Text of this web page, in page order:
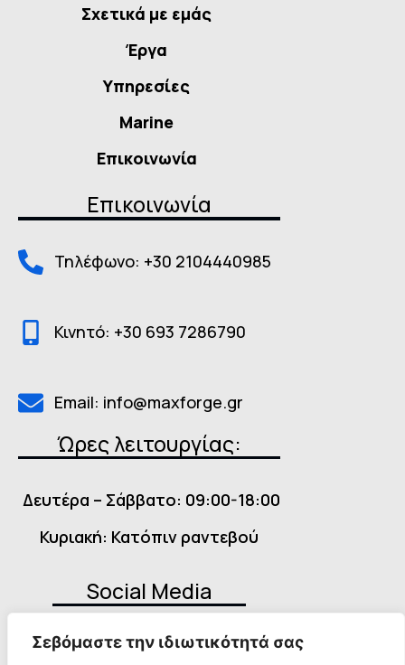
Σεβόμαστε την ιδιωτικότητά σας
Σχετικά με εμάς
Έργα
Υπηρεσίες
Marine
Επικοινωνία
Επικοινωνία
Τηλέφωνο: +30 2104440985
Κινητό: +30 693 7286790
Email: info@maxforge.gr
Ώρες λειτουργίας:
Δευτέρα – Σάββατο: 09:00-18:00
Κυριακή: Κατόπιν ραντεβού
Social Media